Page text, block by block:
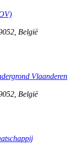
België
Vlaanderen
België